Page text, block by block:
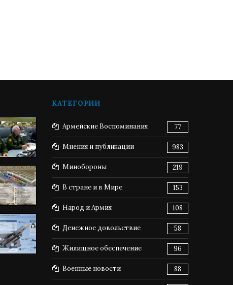
КАТЕГОРИИ
Армейские Воспоминания 77
Мнения и публикации 983
Минобороны 219
В стране и в Мире 153
Народ и Армия 108
Денежное довольствие 58
Жилищное обеспечение 96
Военные новости 88